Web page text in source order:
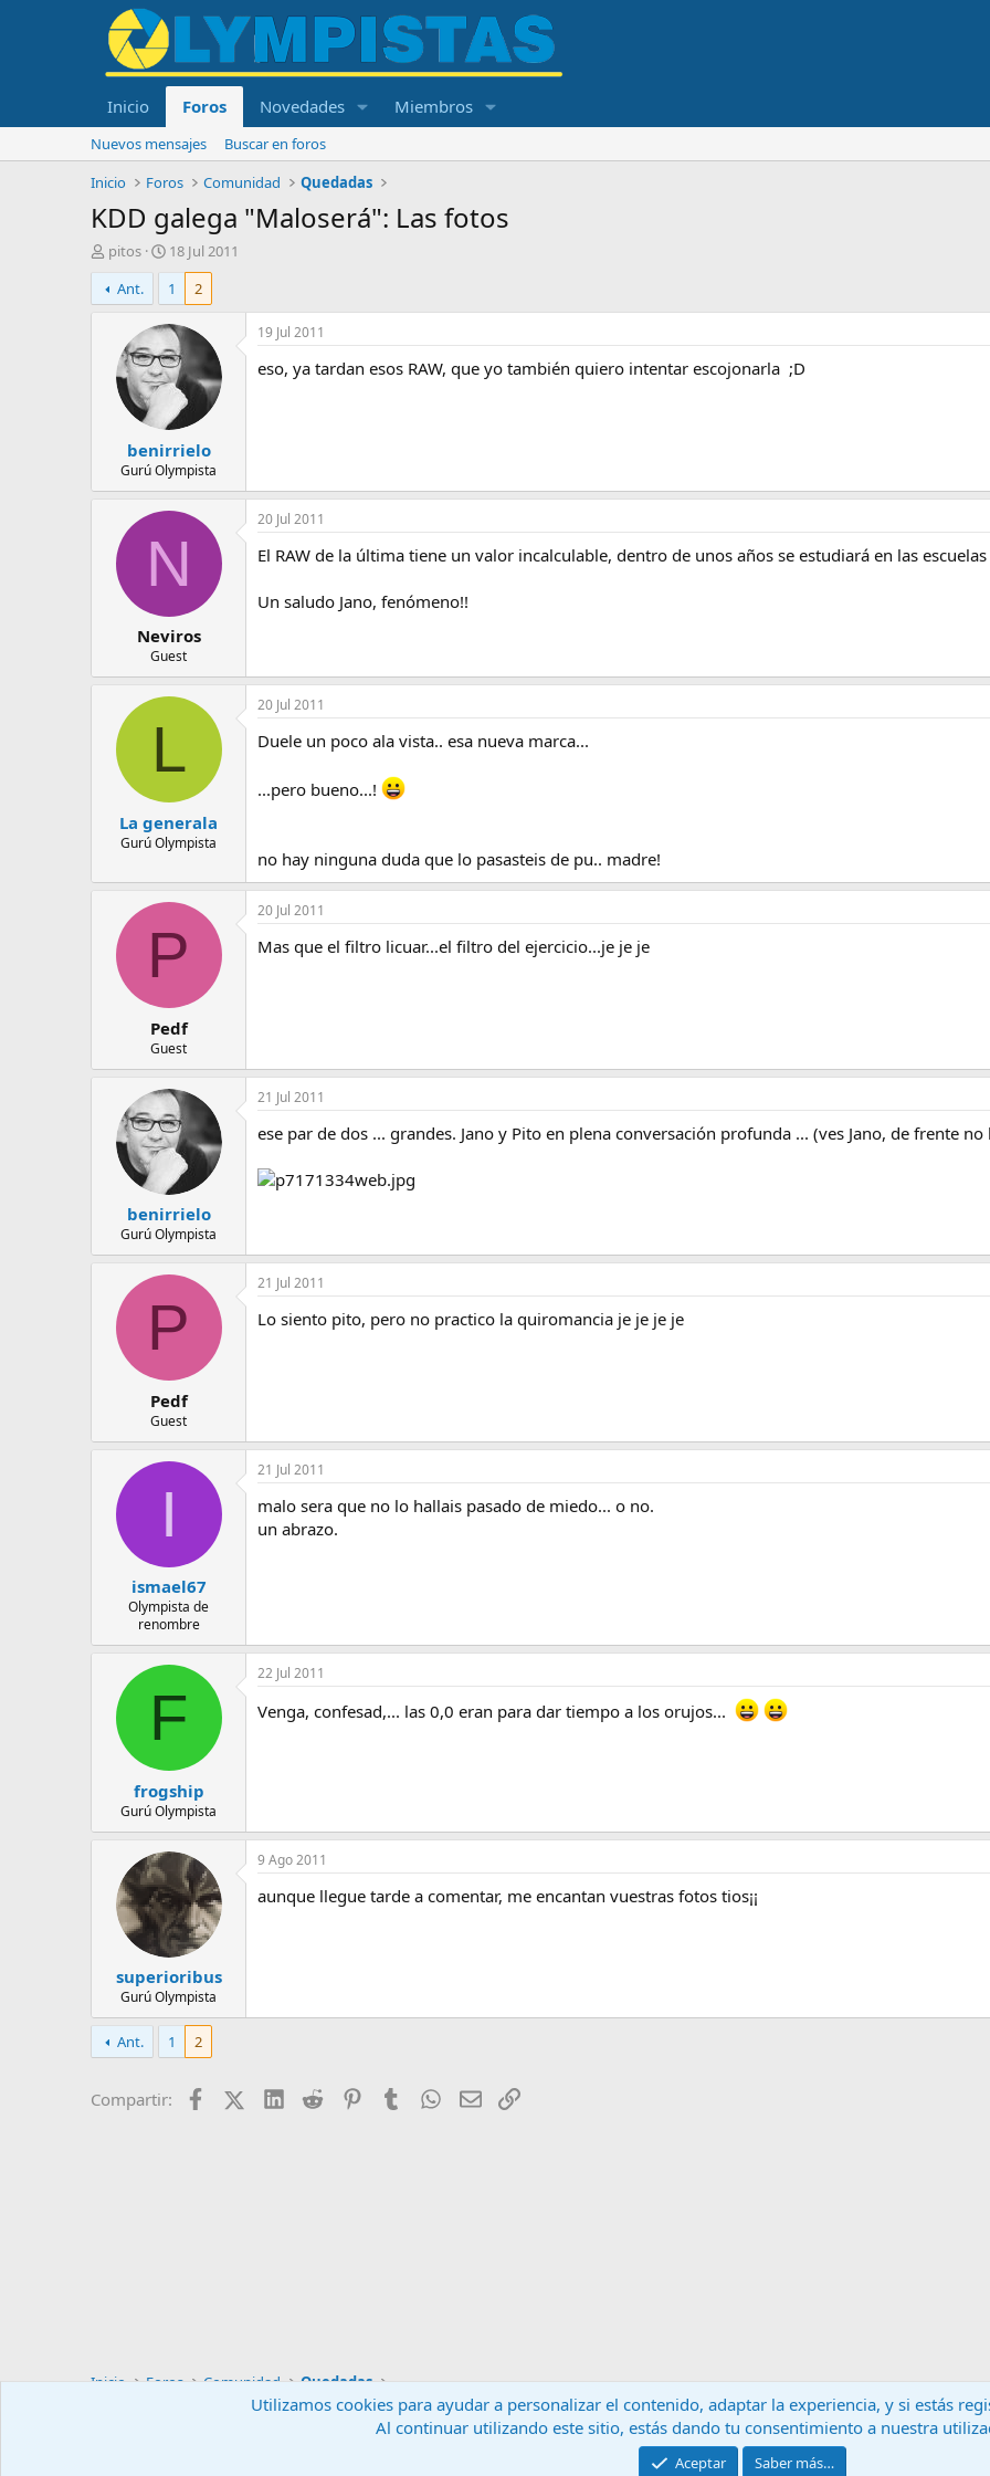
Inicio Foros Novedades Miembros
Nuevos mensajes
Buscar en foros
Inicio
Foros Comunidad Quedadas
KDD galega "Maloserá": Las fotos
I
n
i
c
t
pitos
F
e
c
h
a
d
e
i
n
i
c
i
o
18 Jul 2011
Ant.
1 2
benirrielo
Gurú Olympista
19 Jul 2011
eso, ya tardan esos RAW, que yo también quiero intentar escojonarla ;D
N
Neviros
Guest
20 Jul 2011
El RAW de la última tiene un valor incalculable, dentro de unos años se estudiará en las
Un saludo Jano, fenómeno!!
L
La generala
Gurú Olympista
20 Jul 2011
Duele un poco ala vista.. esa nueva marca...
...pero bueno...!
no hay ninguna duda que lo pasasteis de pu.. madre!
P
Pedf
Guest
20 Jul 2011
Mas que el filtro licuar...el filtro del ejercicio...je je je
benirrielo
Gurú Olympista
21 Jul 2011
ese par de dos ... grandes. Jano y Pito en plena conversación profunda ... (ves Jano, de frente
P
Pedf
Guest
21 Jul 2011
Lo siento pito, pero no practico la quiromancia je je je je
I
ismael67
Olympista de
renombre
21 Jul 2011
malo sera que no lo hallais pasado de miedo... o no.
un abrazo.
F
frogship
Gurú Olympista
22 Jul 2011
Venga, confesad,... las 0,0 eran para dar tiempo a los orujos...
superioribus
Gurú Olympista
9 Ago 2011
aunque llegue tarde a comentar, me encantan vuestras fotos tios¡¡
Ant. 1 2
Compartir: FacebookX (Twitter)
LinkedIn
Reddit PinterestTumblrWhatsApp
EmailEnlace
Inicio Foros Comunidad Quedadas
Contáctanos
Community platform by XenForo® © 2010-2024 XenForo Ltd.
Utilizamos cookies para ayudar a personalizar el contenido, adaptar la experiencia, y si estás
Al continuar utilizando este sitio, estás dando tu consentimiento a nuestra
Aceptar Saber más…